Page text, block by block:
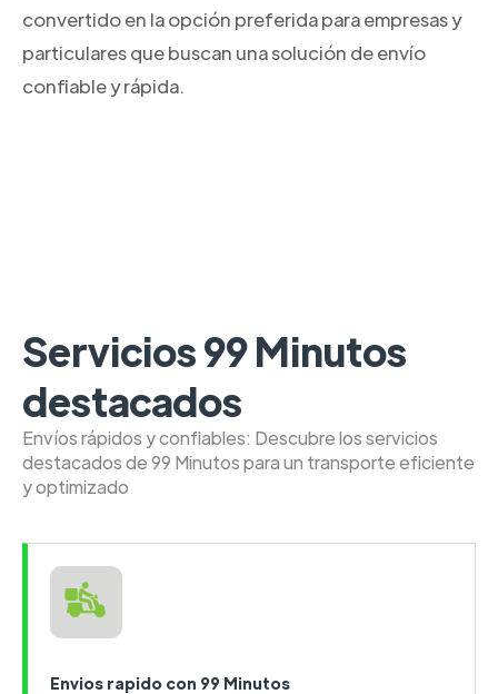
convertido en la opción preferida para empresas y
particulares que buscan una solución de envío
confiable y rápida.
Servicios 99 Minutos
destacados
Envíos rápidos y confiables: Descubre los servicios
destacados de 99 Minutos para un transporte eficiente
y optimizado
Envios rapido con 99 Minutos